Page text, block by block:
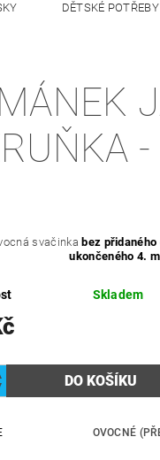
DĚTSKÉ POTŘEBY
VĚRNOSTNÍ PROGRAM
svačinka bez
ukončeného 4.
Skladem
OVOCNÉ